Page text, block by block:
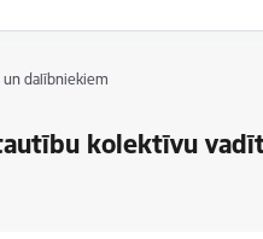
dalībniekiem
kolektīvu